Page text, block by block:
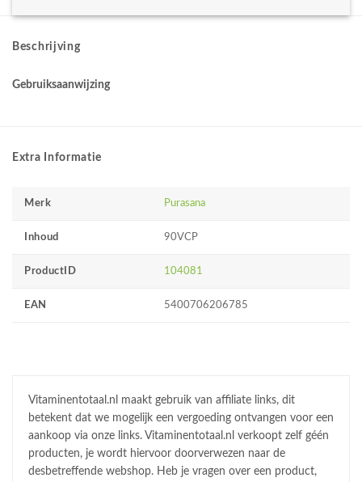
Beschrijving
Gebruiksaanwijzing
Extra Informatie
Merk Purasana
Inhoud 90VCP
ProductID 104081
EAN 5400706206785
Vitaminentotaal.nl maakt gebruik van affiliate links, dit
betekent dat we mogelijk een vergoeding ontvangen voor een
aankoop via onze links. Vitaminentotaal.nl verkoopt zelf géén
producten, je wordt hiervoor doorverwezen naar de
desbetreffende webshop. Heb je vragen over een product,